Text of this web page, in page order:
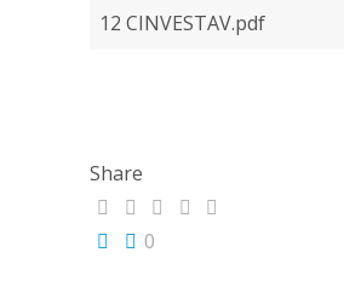
12 CINVESTAV.pdf
Share
0